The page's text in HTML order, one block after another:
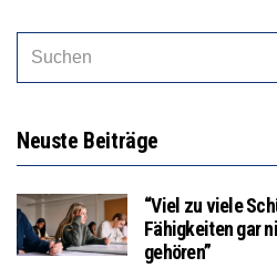
Neuste Beiträge
“Viel zu viele
Fähigkeiten gar
gehören”